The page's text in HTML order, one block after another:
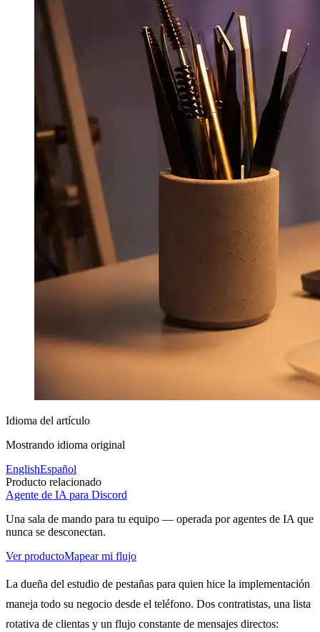
Idioma del artículo
Mostrando idioma original
EnglishEspañol
Producto relacionado
Agente de IA para Discord
Una sala de mando para tu equipo — operada por agentes de IA que
nunca se desconectan.
Ver productoMapear mi flujo
La dueña del estudio de pestañas para quien hice la implementación
maneja todo su negocio desde el teléfono. Dos contratistas, una lista
rotativa de clientas y un flujo constante de mensajes directos: